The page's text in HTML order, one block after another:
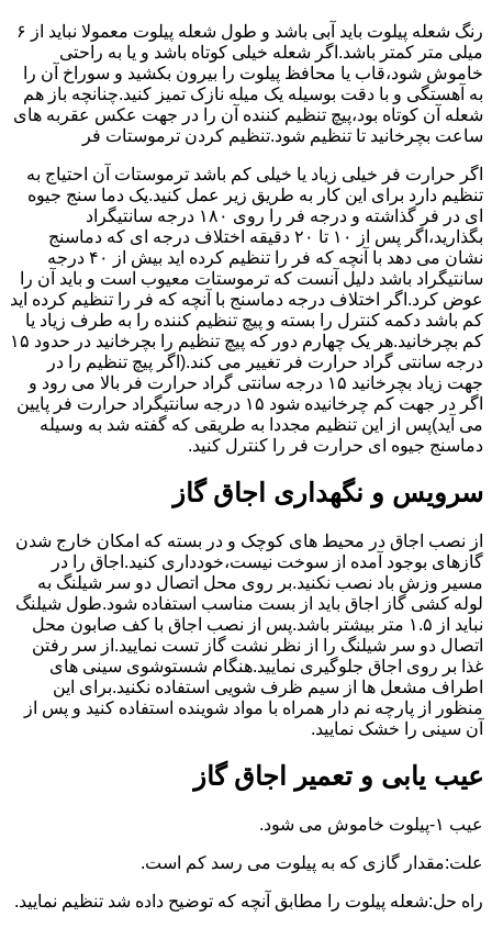
رنگ شعله پیلوت باید آبی باشد و طول شعله پیلوت معمولا نباید از ۶
میلی متر کمتر باشد.اگر شعله خیلی کوتاه باشد و یا به راحتی
خاموش شود،قاب یا محافظ پیلوت را بیرون بکشید و سوراخ آن را
به آهستگی و با دقت بوسیله یک میله نازک تمیز کنید.چنانچه باز هم
شعله آن کوتاه بود،پیچ تنظیم کننده آن را در جهت عکس عقربه های
ساعت بچرخانید تا تنظیم شود.تنظیم کردن ترموستات فر
اگر حرارت فر خیلی زیاد یا خیلی کم باشد ترموستات آن احتیاج به
تنظیم دارد برای این کار به طریق زیر عمل کنید.یک دما سنج جیوه
ای در فر گذاشته و درجه فر را روی ۱۸۰ درجه سانتیگراد
بگذارید،اگر پس از ۱۰ تا ۲۰ دقیقه اختلاف درجه ای که دماسنج
نشان می دهد با آنچه که فر را تنظیم کرده اید بیش از ۴۰ درجه
سانتیگراد باشد دلیل آنست که ترموستات معیوب است و باید آن را
عوض کرد.اگر اختلاف درجه دماسنج با آنچه که فر را تنظیم کرده اید
کم باشد دکمه کنترل را بسته و پیچ تنظیم کننده را به طرف زیاد یا
کم بچرخانید.هر یک چهارم دور که پیچ تنظیم را بچرخانید در حدود ۱۵
درجه سانتی گراد حرارت فر تغییر می کند.(اگر پیچ تنظیم را در
جهت زیاد بچرخانید ۱۵ درجه سانتی گراد حرارت فر بالا می رود و
اگر در جهت کم چرخانیده شود ۱۵ درجه سانتیگراد حرارت فر پایین
می آید)پس از این تنظیم مجددا به طریقی که گفته شد به وسیله
دماسنج جیوه ای حرارت فر را کنترل کنید.
سرویس و نگهداری اجاق گاز
از نصب اجاق در محیط های کوچک و در بسته که امکان خارج شدن
گازهای بوجود آمده از سوخت نیست،خودداری کنید.اجاق را در
مسیر وزش باد نصب نکنید.بر روی محل اتصال دو سر شیلنگ به
لوله کشی گاز اجاق باید از بست مناسب استفاده شود.طول شیلنگ
نباید از ۱.۵ متر بیشتر باشد.پس از نصب اجاق با کف صابون محل
اتصال دو سر شیلنگ را از نظر نشت گاز تست نمایید.از سر رفتن
غذا بر روی اجاق جلوگیری نمایید.هنگام شستوشوی سینی های
اطراف مشعل ها از سیم ظرف شویی استفاده نکنید.برای این
منظور از پارچه نم دار همراه با مواد شوینده استفاده کنید و پس از
آن سینی را خشک نمایید.
عیب یابی و تعمیر اجاق گاز
عیب ۱-پیلوت خاموش می شود.
علت:مقدار گازی که به پیلوت می رسد کم است.
راه حل:شعله پیلوت را مطابق آنچه که توضیح داده شد تنظیم نمایید.